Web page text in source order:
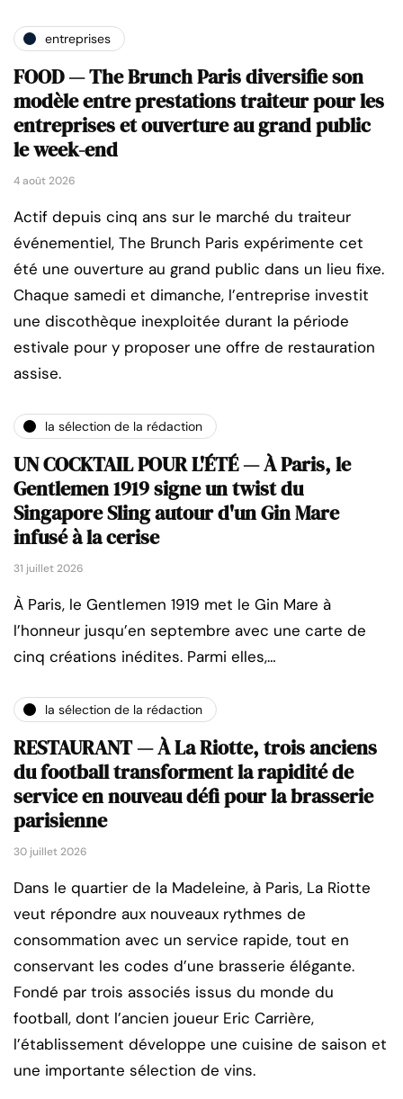
entreprises
FOOD — The Brunch Paris diversifie son
modèle entre prestations traiteur pour les
entreprises et ouverture au grand public
le week-end
4 août 2026
Actif depuis cinq ans sur le marché du traiteur
événementiel, The Brunch Paris expérimente cet
été une ouverture au grand public dans un lieu fixe.
Chaque samedi et dimanche, l’entreprise investit
une discothèque inexploitée durant la période
estivale pour y proposer une offre de restauration
assise.
la sélection de la rédaction
UN COCKTAIL POUR L'ÉTÉ — À Paris, le
Gentlemen 1919 signe un twist du
Singapore Sling autour d'un Gin Mare
infusé à la cerise
31 juillet 2026
À Paris, le Gentlemen 1919 met le Gin Mare à
l’honneur jusqu’en septembre avec une carte de
cinq créations inédites. Parmi elles,…
la sélection de la rédaction
RESTAURANT — À La Riotte, trois anciens
du football transforment la rapidité de
service en nouveau défi pour la brasserie
parisienne
30 juillet 2026
Dans le quartier de la Madeleine, à Paris, La Riotte
veut répondre aux nouveaux rythmes de
consommation avec un service rapide, tout en
conservant les codes d’une brasserie élégante.
Fondé par trois associés issus du monde du
football, dont l’ancien joueur Eric Carrière,
l’établissement développe une cuisine de saison et
une importante sélection de vins.